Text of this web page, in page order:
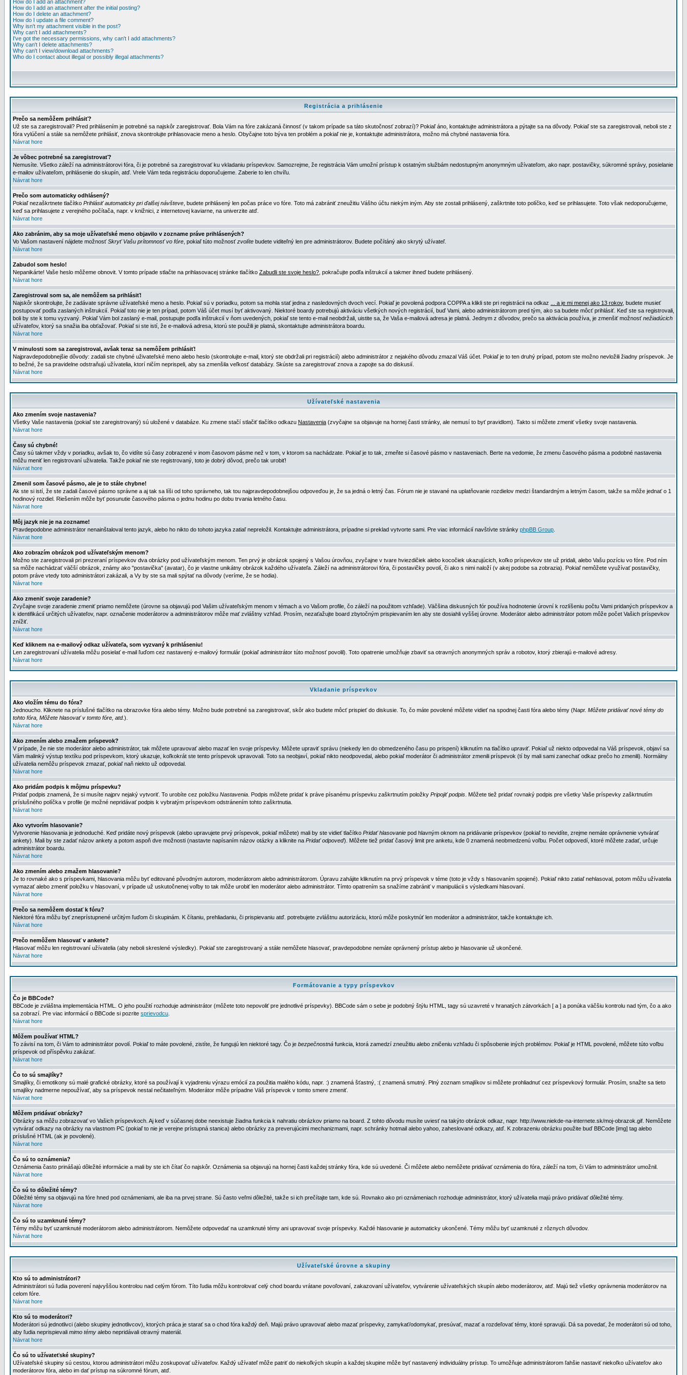
How do I add an attachment?
How do I add an attachment after the initial posting?
How do I delete an attachment?
How do I update a file comment?
Why isn't my attachment visible in the post?
Why can't I add attachments?
I've got the necessary permissions, why can't I add attachments?
Why can't I delete attachments?
Why can't I view/download attachments?
Who do I contact about illegal or possibly illegal attachments?
Registrácia a prihlásenie
Prečo sa nemôžem prihlásiť?
Už ste sa zaregistrovali? Pred prihlásením je potrebné sa najskôr zaregistrovať. Bola Vám na fóre zakázaná činnosť (v takom prípade sa táto skutočnosť zobrazí)? Pokiaľ áno, kontaktujte administrátora a pýtajte sa na dôvody. Pokiaľ ste sa zaregistrovali, neboli ste z
fóra vylúčení a stále sa nemôžete prihlásiť, znova skontrolujte prihlasovacie meno a heslo. Obyčajne toto býva ten problém a pokiaľ nie je, kontaktujte administrátora, možno má chybné nastavenia fóra.
Návrat hore
Je vôbec potrebné sa zaregistrovať?
Nemusíte. Všetko záleží na administrátorovi fóra, či je potrebné sa zaregistrovať ku vkladaniu príspevkov. Samozrejme, že registrácia Vám umožní prístup k ostatným službám nedostupným anonymným užívateľom, ako napr. postavičky, súkromné správy, posielanie
e-mailov užívateľom, prihlásenie do skupín, atď. Vrele Vám teda registráciu doporučujeme. Zaberie to len chvíľu.
Návrat hore
Prečo som automaticky odhlásený?
Pokiaľ nezaškrtnete tlačítko Prihlásiť automaticky pri ďalšej návšteve , budete prihlásený len počas práce vo fóre. Toto má zabrániť zneužitiu Vášho účtu niekým iným. Aby ste zostali prihlásený, zaškrtnite toto políčko, keď se prihlasujete. Toto však nedoporučujeme,
keď sa prihlasujete z verejného počítača, napr. v knižnici, z internetovej kaviarne, na univerzite atď.
Návrat hore
Ako zabránim, aby sa moje užívateľské meno objavilo v zozname práve prihlásených?
Vo Vašom nastavení nájdete možnosťSkryť Vašu prítomnosť vo fóre , pokiaľ túto možnosťzvolíte budete viditeľný len pre administrátorov. Budete počítáný ako skrytý užívateľ.
Návrat hore
Zabudol som heslo!
Nepanikárte! Vaše heslo môžeme obnovit. V tomto prípade stlačte na prihlasovacej stránke tlačítko Zabudli ste svoje heslo? , pokračujte podľa inštrukcií a takmer ihneď budete prihlásený.
Návrat hore
Zaregistroval som sa, ale nemôžem sa prihlásiť!
Najskôr skontrolujte, že zadávate správne užívateľské meno a heslo. Pokiaľ sú v poriadku, potom sa mohla stať jedna z nasledovných dvoch vecí. Pokiaľ je povolená podpora COPPA a klikli ste pri registrácii na odkaz
... a je mi menej ako 13 rokov, budete musieť
postupovať podľa zaslaných inštrukcií. Pokiaľ toto nie je ten prípad, potom Váš účet musí byť aktivovaný. Niektoré boardy potrebujú aktiváciu všetkých nových registrácií, buď Vami, alebo administrátorom pred tým, ako sa budete môcť prihlásiť. Keď ste sa registrovali,
boli by ste k tomu vyzvaný. Pokiaľ Vám bol zaslaný e-mail, postupujte podľa inštrukcií v ňom uvedených, pokiaľ ste tento e-mail neobdržali, uistite sa, že Vaša e-mailová adresa je platná. Jednym z dôvodov, prečo sa aktivácia používa, je zmenšiť možnosťnežiadúcich
užívateľov, ktorý sa snažia iba obťažovať. Pokiaľ si ste istí, že e-mailová adresa, ktorú ste použili je platná, skontaktujte administrátora boardu.
Návrat hore
V minulosti som sa zaregistroval, avšak teraz sa nemôžem prihlásiť!
Najpravdepodobnejšie dôvody: zadali ste chybné uživateľské meno alebo heslo (skontrolujte e-mail, ktorý ste obdržali pri registrácií) alebo administrátor z nejakého dôvodu zmazal Váš účet. Pokiaľ je to ten druhý prípad, potom ste možno nevložili žiadny príspevok. Je
to bežné, že sa pravidelne odstraňujú užívatelia, ktorí ničím neprispeli, aby sa zmenšila veľkosť databázy. Skúste sa zaregistrovať znova a zapojte sa do diskusií.
Návrat hore
Užívateľské nastavenia
Ako zmením svoje nastavenia?
Všetky Vaše nastavenia (pokiaľ ste zaregistrovaný) sú uložené v databáze. Ku zmene stačí stlačiť tlačítko odkazu Nastavenia (zvyčajne sa objavuje na hornej časti stránky, ale nemusí to byť pravidlom). Takto si môžete zmeniť všetky svoje nastavenia.
Návrat hore
Časy sú chybné!
Časy sú takmer vždy v poriadku, avšak to, čo vidíte sú časy zobrazené v inom časovom pásme než v tom, v ktorom sa nachádzate. Pokiaľ je to tak, zmeňte si časové pásmo v nastaveniach. Berte na vedomie, že zmenu časového pásma a podobné nastavenia
môžu meniť len registrovaní uživatelia. Takže pokiaľ nie ste registrovaný, toto je dobrý dôvod, prečo tak urobiť!
Návrat hore
Zmenil som časové pásmo, ale je to stále chybne!
Ak ste si istí, že ste zadali časové pásmo správne a aj tak sa líši od toho správneho, tak tou najpravdepodobnejšou odpoveďou je, že sa jedná o letný čas. Fórum nie je stavané na uplatňovanie rozdielov medzi štandardným a letným časom, takže sa môže jednať o 1
hodinový rozdiel. Riešením môže byť posunutie časového pásma o jednu hodinu po dobu trvania letného času.
Návrat hore
Môj jazyk nie je na zozname!
Pravdepodobne administrátor nenainštaloval tento jazyk, alebo ho nikto do tohoto jazyka zatiaľ nepreložil. Kontaktujte administrátora, prípadne si preklad vytvorte sami. Pre viac informácií navštívte stránky phpBB Group
Návrat hore
Ako zobrazím obrázok pod užívateľským menom?
Možno ste zaregistrovali pri prezeraní príspevkov dva obrázky pod užívateľským menom. Ten prvý je obrázok spojený s Vašou úrovňou, zvyčajne v tvare hviezdičiek alebo kocočiek ukazujúcich, koľko príspevkov ste už pridali, alebo Vašu pozíciu vo fóre. Pod ním
sa môže nachádzať väčší obrázok, známy ako "postavička" (avatar), čo je vlastne unikátny obrázok každého užívateľa. Záleží na administrátorovi fóra, či postavičky povolí, či ako s nimi naloží (v akej podobe sa zobrazia). Pokiaľ nemôžete využívať postavičky,
potom práve vtedy toto administrátori zakázali, a Vy by ste sa mali spýtať na dôvody (veríme, že se hodia).
Návrat hore
Ako zmeniť svoje zaradenie?
Zvyčajne svoje zaradenie zmeniť priamo nemôžete (úrovne sa objavujú pod Vašim užívateľským menom v témach a vo Vašom profile, čo záleží na použitom vzhľade). Väčšina diskusných fór používa hodnotenie úrovní k rozlíšeniu počtu Vami pridaných príspevkov a
k identifikácií určitých užívateľov, napr. označenie moderátorov a administrátorov môže mať zvláštny vzhľad. Prosím, nezaťažujte board zbytočným prispievaním len aby ste dosiahli vyššej úrovne. Moderátor alebo administrátor potom môže počet Vašich príspevkov
znížiť.
Návrat hore
Keď kliknem na e-mailový odkaz užívateľa, som vyzvaný k prihláseniu!
Len zaregistrovaní užívatelia môžu posielať e-mail ľuďom cez nastavený e-mailový formulár (pokiaľ administrátor túto možnosť povolil). Toto opatrenie umožňuje zbaviť sa otravných anonymných správ a robotov, ktorý zbierajú e-mailové adresy.
Návrat hore
Vkladanie príspevkov
Ako vložím tému do fóra?
Jednoucho. Kliknete na príslušné tlačítko na obrazovke fóra alebo témy. Možno bude potrebné sa zaregistrovať, skôr ako budete môcť prispieť do diskusie. To, čo máte povolené môžete vidieť na spodnej časti fóra alebo témy (Napr. Môžete pridávať nové témy do
tohto fóra, Môžete hlasovať v tomto fóre, atd.).
Návrat hore
Ako zmením alebo zmažem príspevok?
V prípade, že nie ste moderátor alebo administrátor, tak môžete upravovať alebo mazať len svoje príspevky. Môžete upraviť správu (niekedy len do obmedzeného času po prispení) kliknutím na tlačítko upraviť. Pokiaľ už niekto odpovedal na Váš príspevok, objaví sa
Vám malinký výstup textíku pod príspevkom, ktorý ukazuje, koľkokrát ste tento príspevok upravovali. Toto sa neobjaví, pokiaľ nikto neodpovedal, alebo pokiaľ moderátor či administrátor zmenili príspevok (tí by mali sami zanechať odkaz prečo ho zmenili). Normálny
užívatelia nemôžu príspevok zmazať, pokiaľ naň niekto už odpovedal.
Návrat hore
Ako pridám podpis k môjmu príspevku?
Pridať podpis znamená, že si musíte najprv nejaký vytvoriť. To urobíte cez položku Nastavenia . Podpis môžete pridať k práve písanému príspevku zaškrtnutím položky Pripojiť podpis . Môžete tiež pridať rovnaký podpis pre všetky Vaše príspevky zaškrtnutím
príslušného políčka v profile (je možné nepridávať podpis k vybratým príspevkom odstránením tohto zaškrtnutia.
Návrat hore
Ako vytvorím hlasovanie?
Vytvorenie hlasovania je jednoduché. Keď pridáte nový príspevok (alebo upravujete prvý príspevok, pokiaľ môžete) mali by ste vidieť tlačítko Pridať hlasovanie pod hlavným oknom na pridávanie príspevkov (pokiaľ to nevidíte, zrejme nemáte oprávnenie vytvárať
ankety). Mali by ste zadať názov ankety a potom aspoň dve možnosti (nastavte napísaním názov otázky a kliknite na Pridať odpoveď). Môžete tiež pridať časový limit pre anketu, kde 0 znamená neobmedzenú voľbu. Počet odpovedí, ktoré môžete zadať, určuje
administrátor boardu.
Návrat hore
Ako zmením alebo zmažem hlasovanie?
Je to rovnaké ako s príspevkami, hlasovania môžu byť editované pôvodným autorom, moderátorom alebo administrátorom. Úpravu zahájite kliknutím na prvý príspevok v téme (toto je vždy s hlasovaním spojené). Pokiaľ nikto zatiaľ nehlasoval, potom môžu užívatelia
vymazať alebo zmeniť položku v hlasovaní, v prípade už uskutočnenej voľby to tak môže urobiť len moderátor alebo administrátor. Tímto opatrením sa snažíme zabrániť v manipulácii s výsledkami hlasovaní.
Návrat hore
Prečo sa nemôžem dostať k fóru?
Niektoré fóra môžu byť zneprístupnené určitým ľuďom či skupinám. K čítaniu, prehliadaniu, či prispievaniu atď. potrebujete zvláštnu autorizáciu, ktorú môže poskytnúť len moderátor a administrátor, takže kontaktujte ich.
Návrat hore
Prečo nemôžem hlasovať v ankete?
Hlasovať môžu len registrovaní užívatelia (aby neboli skreslené výsledky). Pokiaľ ste zaregistrovaný a stále nemôžete hlasovať, pravdepodobne nemáte oprávnený prístup alebo je hlasovanie už ukončené.
Návrat hore
Formátovanie a typy príspevkov
Čo je BBCode?
BBCode je zvláštna implementácia HTML. O jeho použití rozhoduje administrátor (môžete toto nepovoliť pre jednotlivé príspevky). BBCode sám o sebe je podobný štýlu HTML, tagy sú uzavreté v hranatých zátvorkách [ a ] a ponúka väčšiu kontrolu nad tým, čo a ako
sa zobrazí. Pre viac informácií o BBCode si pozrite sprievodcu
Návrat hore
Môžem používať HTML?
To závisí na tom, či Vám to administrátor povolí. Pokiaľ to máte povolené, zistíte, že fungujú len niektoré tagy. Čo je bezpečnostná funkcia, ktorá zamedzí zneužitiu alebo zničeniu vzhľadu či spôsobenie iných problémov. Pokiaľ je HTML povolené, môžete túto voľbu
príspevok od příspěvku zakázať.
Návrat hore
Čo to sú smajlíky?
Smajlíky, či emotikony sú malé grafické obrázky, ktoré sa používají k vyjadreniu výrazu emócií za použitia malého kódu, napr. :) znamená šťastný, :( znamená smutný. Plný zoznam smajlíkov si môžete prohliadnuť cez príspevkový formulár. Prosím, snažte sa tieto
smajlíky nadmerne nepoužívať, aby sa príspevok nestal nečitateľným. Moderátor môže prípadne Váš príspevok v tomto smere zmeniť.
Návrat hore
Môžem pridávať obrázky?
Obrázky sa môžu zobrazovať vo Vašich príspevkoch. Aj keď v súčasnej dobe neexistuje žiadna funkcia k nahratiu obrázkov priamo na board. Z tohto dôvodu musíte uviesť na takýto obrázok odkaz, napr. http://www.niekde-na-internete.sk/moj-obrazok.gif. Nemôžete
vytvárať odkazy na obrázky na vlastnom PC (pokiaľ to nie je verejne prístupná stanica) alebo obrázky za preverujúcimi mechanizmami, napr. schránky hotmail alebo yahoo, zaheslované odkazy, atď. K zobrazeniu obrázku použite buď BBCode [img] tag alebo
príslušné HTML (ak je povolené).
Návrat hore
Čo sú to oznámenia?
Oznámenia často prinášajú dôležité informácie a mali by ste ich čítať čo najskôr. Oznámenia sa objavujú na hornej časti každej stránky fóra, kde sú uvedené. Či môžete alebo nemôžete pridávať oznámenia do fóra, záleží na tom, či Vám to administrátor umožnil.
Návrat hore
Čo sú to dôležité témy?
Dôležité témy sa objavujú na fóre hned pod oznámeniami, ale iba na prvej strane. Sú často veľmi dôležité, takže si ich prečítajte tam, kde sú. Rovnako ako pri oznámeniach rozhoduje administrátor, ktorý užívatelia majú právo pridávať dôležité témy.
Návrat hore
Čo sú to uzamknuté témy?
Témy môžu byť uzamknuté moderátorom alebo administrátorom. Nemôžete odpovedať na uzamknuté témy ani upravovať svoje príspevky. Každé hlasovanie je automaticky ukončené. Témy môžu byť uzamknuté z rôznych dôvodov.
Návrat hore
Užívateľské úrovne a skupiny
Kto sú to administrátori?
Administrátori sú ľudia poverení najvyššou kontrolou nad celým fórom. Títo ľudia môžu kontrolovať celý chod boardu vrátane povoľovaní, zakazovaní užívateľov, vytvárenie užívateľských skupín alebo moderátorov, atď. Majú tiež všetky oprávnenia moderátorov na
celom fóre.
Návrat hore
Kto sú to moderátori?
Moderátori sú jednotlivci (alebo skupiny jednotlivcov), ktorých práca je starať sa o chod fóra každý deň. Majú právo upravovať alebo mazať príspevky, zamykať/odomykať, presúvať, mazať a rozdeľovať témy, ktoré spravujú. Dá sa povedať, že moderátori sú od toho,
aby ľudia neprispievali mimo témy alebo nepridávali otravný materiál.
Návrat hore
Čo sú to užívateťské skupiny?
Užívateľské skupiny sú cestou, ktorou administrátori môžu zoskupovať užívateľov. Každý užívateľ môže patriť do niekoľkých skupín a každej skupine môže byť nastavený individuálny prístup. To umožňuje administrátorom ľahšie nastaviť niekoľko užívateľov ako
moderátorov fóra, alebo im dať prístup na súkromné fórum, atď.